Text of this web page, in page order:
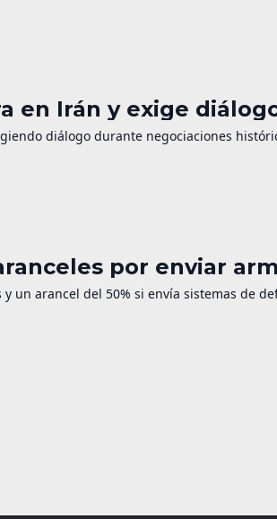
en Irán y exige
diálogo durante negociaciones
por enviar
un arancel del 50% si envía sistemas de